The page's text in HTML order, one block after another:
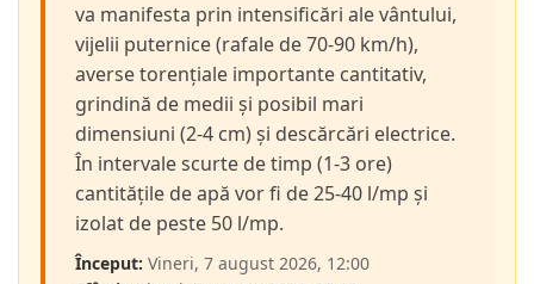
va manifesta prin intensificări ale vântului,
vijelii puternice (rafale de 70-90 km/h),
averse torențiale importante cantitativ,
grindină de medii și posibil mari
dimensiuni (2-4 cm) și descărcări electrice.
În intervale scurte de timp (1-3 ore)
cantitățile de apă vor fi de 25-40 l/mp și
izolat de peste 50 l/mp.
Început: Vineri, 7 august 2026, 12:00